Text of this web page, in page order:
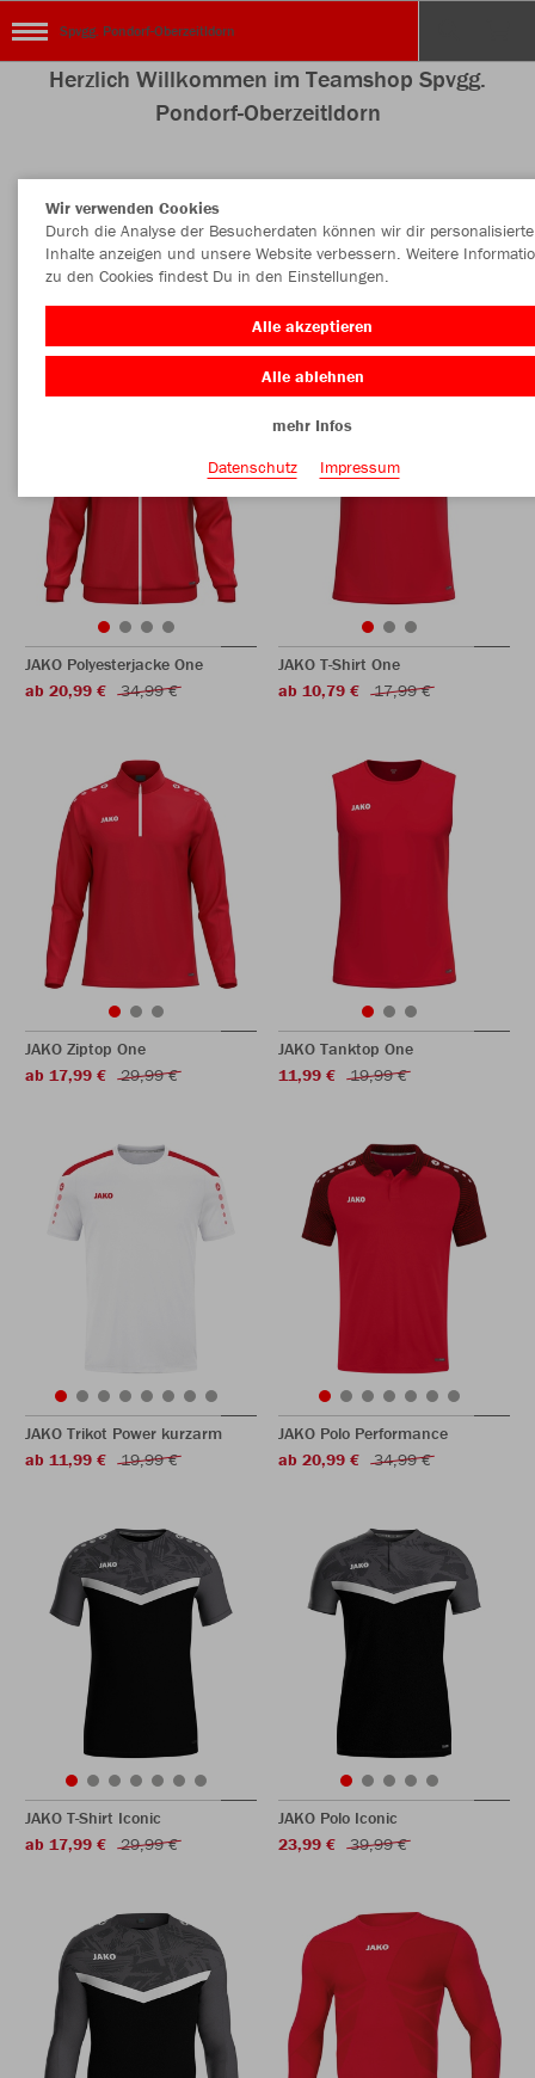
Spvgg. Pondorf-Oberzeitldorn
Herzlich Willkommen im Teamshop Spvgg.
Pondorf-Oberzeitldorn
Nachhaltig Farbe
JAKO Polyesterjacke One
ab 20,99 €
34,99 €
JAKO T-Shirt One
ab 10,79 €
17,99 €
JAKO Ziptop One
ab 17,99 €
29,99 €
JAKO Tanktop One
11,99 €
19,99 €
JAKO Trikot Power kurzarm
ab 11,99 €
19,99 €
JAKO Polo Performance
ab 20,99 €
34,99 €
JAKO T-Shirt Iconic
ab 17,99 €
29,99 €
JAKO Polo Iconic
23,99 €
39,99 €
Wir verwenden Cookies
Durch die Analyse der Besucherdaten können wir dir personalisierte
Inhalte anzeigen und unsere Website verbessern. Weitere
zu den Cookies findest Du in den Einstellungen.
Alle akzeptieren
Alle ablehnen
mehr Infos
Datenschutz
Impressum